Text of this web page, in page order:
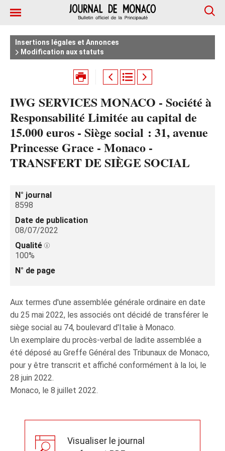
Insertions légales et Annonces
Modification aux statuts
IWG SERVICES MONACO - Société à
Responsabilité Limitée au capital de
15.000 euros - Siège social : 31, avenue
Princesse Grace - Monaco -
TRANSFERT DE SIÈGE SOCIAL
N° journal
8598
Date de publication
08/07/2022
Qualité
100%
N° de page
Aux termes d'une assemblée générale ordinaire en date
du 25 mai 2022, les associés ont décidé de transférer le
siège social au 74, boulevard d'Italie à Monaco.
Un exemplaire du procès-verbal de ladite assemblée a
été déposé au Greffe Général des Tribunaux de Monaco,
pour y être transcrit et affiché conformément à la loi, le
28 juin 2022.
Monaco, le 8 juillet 2022.
Visualiser le journal